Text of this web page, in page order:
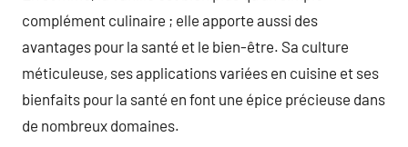
complément culinaire ; elle apporte aussi des
avantages pour la santé et le bien-être. Sa culture
méticuleuse, ses applications variées en cuisine et ses
bienfaits pour la santé en font une épice précieuse dans
de nombreux domaines.